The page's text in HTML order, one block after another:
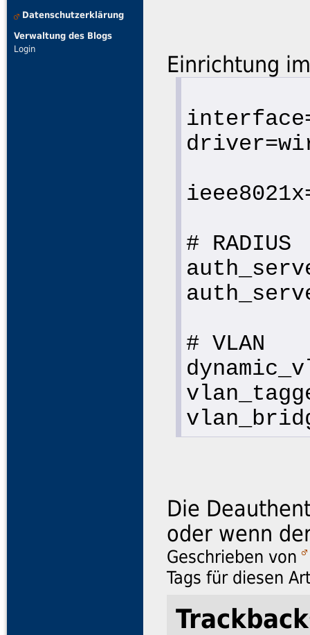
Datenschutzerklärung
Verwaltung des Blogs
Login
Einrichtung
# RADIUS
# VLAN
Die
oder wenn
Geschrieben von
Tags für diesen